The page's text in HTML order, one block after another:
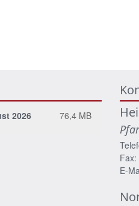
2026 76,4 MB
Fax:
E-